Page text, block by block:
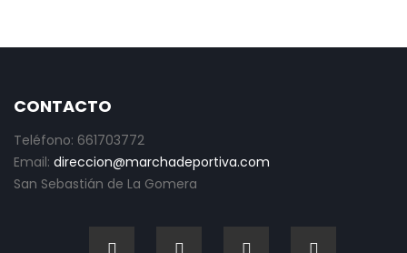
CONTACTO
Teléfono: 661703772
Email: direccion@marchadeportiva.com
San Sebastián de La Gomera